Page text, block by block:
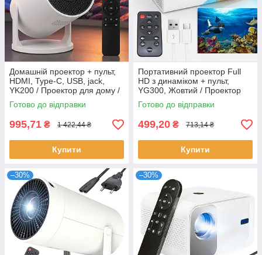
Домашній проектор + пульт,
HDMI, Type-C, USB, jack,
YK200 / Проектор для дому /
Портативний проектор для
смартфона
Готово до відправки
995,71 ₴ 1 422,44 ₴
Купити
Портативний проектор Full
HD з динаміком + пульт,
YG300, Жовтий / Проектор
для дому / Міні проектор /
Домашній проектор
Готово до відправки
499,20 ₴ 713,14 ₴
Купити
–30% –30%